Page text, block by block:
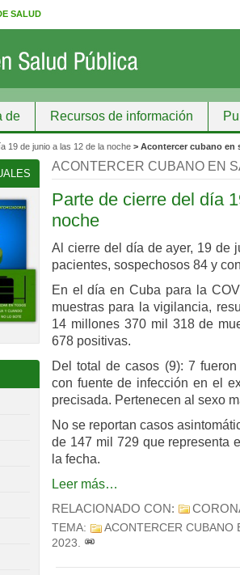
SALUD
de Recursos de información
de información
19 de junio a las 12 de la noche > Acontercer cubano en
ACONTERCER CUBANO EN
Parte de cierre del día
noche
Al cierre del día de ayer, 19 de
pacientes, sospechosos 84 y
En el día en Cuba para la
muestras para la vigilancia,
14 millones 370 mil 318 de
678 positivas.
Del total de casos (9): 7
con fuente de infección en el
precisada. Pertenecen al sexo
No se reportan casos
de 147 mil 729 que representa
la fecha.
Leer más…
RELACIONADO CON:
TEMA:
ACONTERCER CUBANO
2023.